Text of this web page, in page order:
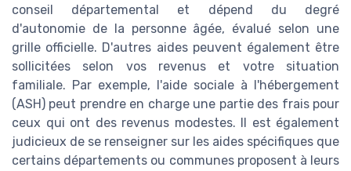
conseil départemental et dépend du degré
d'autonomie de la personne âgée, évalué selon une
grille officielle. D'autres aides peuvent également être
sollicitées selon vos revenus et votre situation
familiale. Par exemple, l'aide sociale à l'hébergement
(ASH) peut prendre en charge une partie des frais pour
ceux qui ont des revenus modestes. Il est également
judicieux de se renseigner sur les aides spécifiques que
certains départements ou communes proposent à leurs